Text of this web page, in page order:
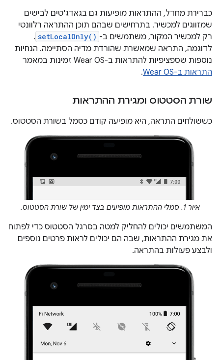
כברירת מחדל, ההתראות מופיעות גם בגאדג'טים לבישים
שמזווגים למכשיר. בתרחישים שבהם תוכן ההתראה רלוונטי
רק למכשיר המקור, משתמשים ב- setLocalOnly()
.
לדוגמה, התראה שמאשרת שהורדת מדיה הסתיימה. הנחיות
נוספות שספציפיות להתראות ב-Wear OS זמינות במאמר
התראות ב-Wear OS
.
שורת הסטטוס ומגירת ההתראות
כששולחים התראה, היא מופיעה קודם כסמל בשורת הסטטוס.
איור 1. סמלי ההתראות מופיעים בצד ימין של שורת הסטטוס.
המשתמשים יכולים להחליק למטה בסרגל הסטטוס כדי לפתוח
את מגירת ההתראות, שבה הם יכולים לראות פרטים נוספים
ולבצע פעולות בהתראה.